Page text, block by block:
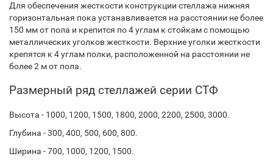
Для обеспечения жесткости конструкции стеллажа нижняя
горизонтальная пока устанавливается на расстоянии не более
150 мм от пола и крепится по 4 углам к стойкам с помощью
металлических уголков жесткости. Верхние уголки жесткости
крепятся к 4 углам полки, расположенной на расстоянии не
более 2 м от пола.
Размерный ряд стеллажей серии СТФ
Высота - 1000, 1200, 1500, 1800, 2000, 2200, 2500, 3000.
Глубина - 300, 400, 500, 600, 800.
Ширина - 700, 1000, 1200, 1500.